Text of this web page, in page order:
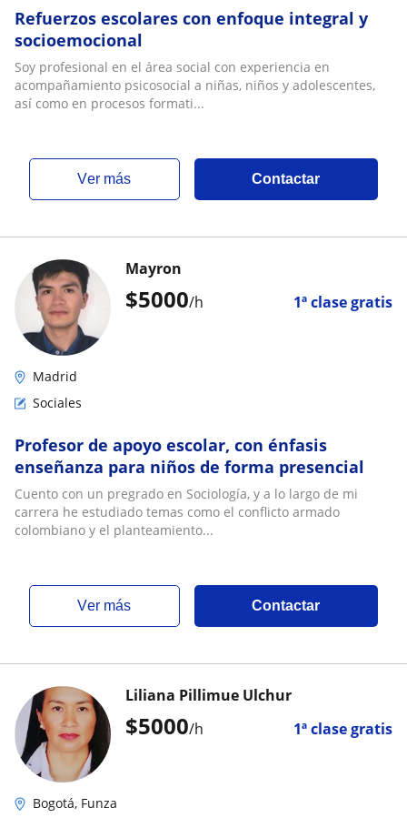
Refuerzos escolares con enfoque integral y
socioemocional
Soy profesional en el área social con experiencia en
acompañamiento psicosocial a niñas, niños y adolescentes,
así como en procesos formati...
ver más Contactar
$5000/h 1ª clase gratis
Mayron
Madrid
Sociales
Profesor de apoyo escolar, con énfasis
enseñanza para niños de forma presencial
Cuento con un pregrado en Sociología, y a lo largo de mi
carrera he estudiado temas como el conflicto armado
colombiano y el planteamiento...
ver más Contactar
$5000/h 1ª clase gratis
Liliana Pillimue Ulchur
Bogotá, Funza